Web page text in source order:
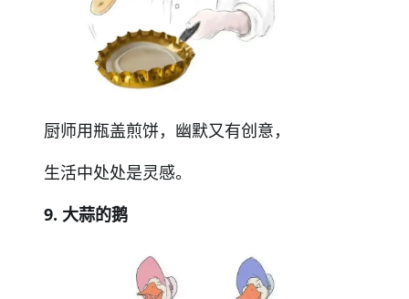
厨师用瓶盖煎饼，幽默又有创意，
生活中处处是灵感。
9. 大蒜的鹅